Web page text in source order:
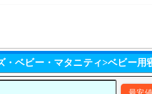
・ベビー・マタニティ>ベビー